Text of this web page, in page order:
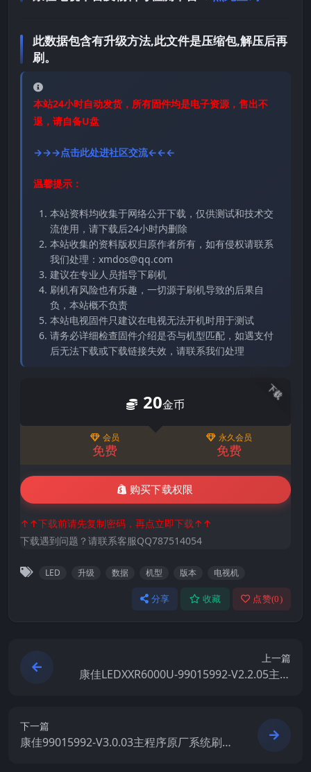
此数据包含有升级方法,此文件是压缩包,解压后再
刷。
本站24小时自动发货，所有固件均是电子资源，售出不
退，请自备U盘
→→→点击此处进社区交流←←←
温馨提示：
本站资料均收集于网络公开下载，仅供测试和技术交
流使用，请下载后24小时内删除
本站收集的资料版权归原作者所有，如有侵权请联系
我们处理：xmdos@qq.com
建议在专业人员指导下刷机
刷机有风险也有乐趣，一切源于刷机导致的后果自
负，本站概不负责
本站电视固件只建议在电视无法开机时用于测试
请务必详细检查固件介绍是否与机型匹配，如遇支付
后无法下载或下载链接失效，请联系我们处理
下载
20金币
会员
免费
永久会员
免费
购买下载权限
↑↑下载前请先复制密码，再点立即下载↑↑
下载遇到问题？请联系客服QQ787514054
LED 升级 数据 机型 版本 电视机
分享 收藏 点赞(0)
上一篇
康佳LEDXXR6000U-99015992-V2.2.05主程
下一篇
康佳99015992-V3.0.03主程序原厂系统刷机